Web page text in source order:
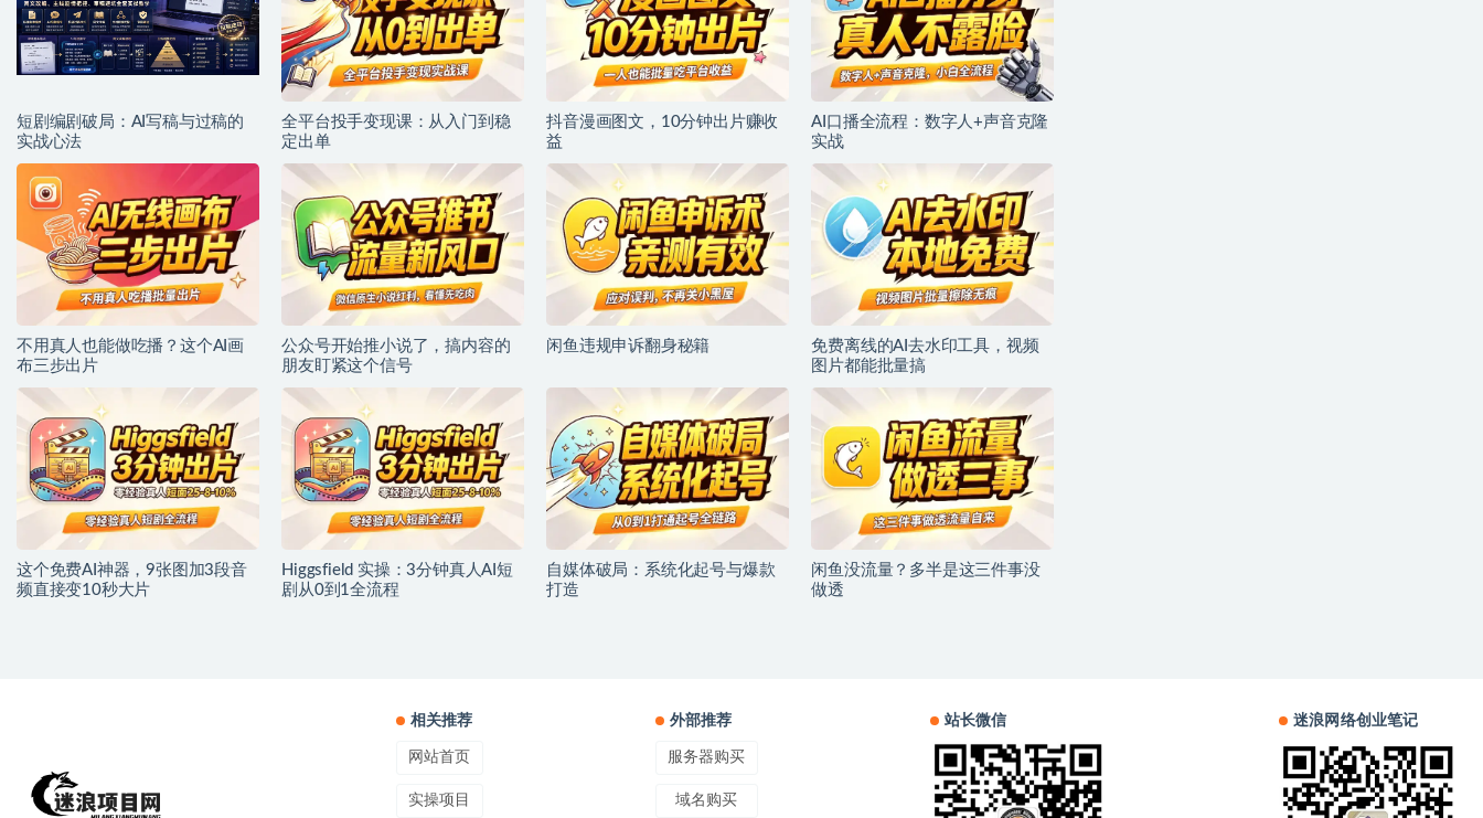
短剧编剧破局：AI写稿与过稿的
实战心法
全平台投手变现课：从入门到稳
定出单
抖音漫画图文，10分钟出片赚收
益
AI口播全流程：数字人+声音克隆
实战
不用真人也能做吃播？这个AI画
布三步出片
公众号开始推小说了，搞内容的
朋友盯紧这个信号
闲鱼违规申诉翻身秘籍
免费离线的AI去水印工具，视频
图片都能批量搞
这个免费AI神器，9张图加3段音
频直接变10秒大片
Higgsfield 实操：3分钟真人AI短
剧从0到1全流程
自媒体破局：系统化起号与爆款
打造
闲鱼没流量？多半是这三件事没
做透
相关推荐
网站首页
实操项目
外部推荐
服务器购买
域名购买
站长微信 迷浪网络创业笔记